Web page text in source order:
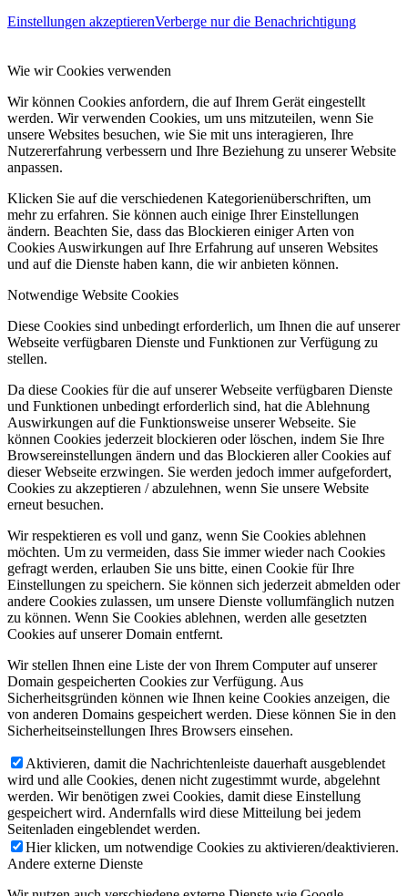
Einstellungen akzeptierenVerberge nur die Benachrichtigung
Wie wir Cookies verwenden
Wir können Cookies anfordern, die auf Ihrem Gerät eingestellt
werden. Wir verwenden Cookies, um uns mitzuteilen, wenn Sie
unsere Websites besuchen, wie Sie mit uns interagieren, Ihre
Nutzererfahrung verbessern und Ihre Beziehung zu unserer Website
anpassen.
Klicken Sie auf die verschiedenen Kategorienüberschriften, um
mehr zu erfahren. Sie können auch einige Ihrer Einstellungen
ändern. Beachten Sie, dass das Blockieren einiger Arten von
Cookies Auswirkungen auf Ihre Erfahrung auf unseren Websites
und auf die Dienste haben kann, die wir anbieten können.
Notwendige Website Cookies
Diese Cookies sind unbedingt erforderlich, um Ihnen die auf unserer
Webseite verfügbaren Dienste und Funktionen zur Verfügung zu
stellen.
Da diese Cookies für die auf unserer Webseite verfügbaren Dienste
und Funktionen unbedingt erforderlich sind, hat die Ablehnung
Auswirkungen auf die Funktionsweise unserer Webseite. Sie
können Cookies jederzeit blockieren oder löschen, indem Sie Ihre
Browsereinstellungen ändern und das Blockieren aller Cookies auf
dieser Webseite erzwingen. Sie werden jedoch immer aufgefordert,
Cookies zu akzeptieren / abzulehnen, wenn Sie unsere Website
erneut besuchen.
Wir respektieren es voll und ganz, wenn Sie Cookies ablehnen
möchten. Um zu vermeiden, dass Sie immer wieder nach Cookies
gefragt werden, erlauben Sie uns bitte, einen Cookie für Ihre
Einstellungen zu speichern. Sie können sich jederzeit abmelden oder
andere Cookies zulassen, um unsere Dienste vollumfänglich nutzen
zu können. Wenn Sie Cookies ablehnen, werden alle gesetzten
Cookies auf unserer Domain entfernt.
Wir stellen Ihnen eine Liste der von Ihrem Computer auf unserer
Domain gespeicherten Cookies zur Verfügung. Aus
Sicherheitsgründen können wie Ihnen keine Cookies anzeigen, die
von anderen Domains gespeichert werden. Diese können Sie in den
Sicherheitseinstellungen Ihres Browsers einsehen.
Aktivieren, damit die Nachrichtenleiste dauerhaft ausgeblendet
wird und alle Cookies, denen nicht zugestimmt wurde, abgelehnt
werden. Wir benötigen zwei Cookies, damit diese Einstellung
gespeichert wird. Andernfalls wird diese Mitteilung bei jedem
Seitenladen eingeblendet werden.
Hier klicken, um notwendige Cookies zu aktivieren/deaktivieren.
Andere externe Dienste